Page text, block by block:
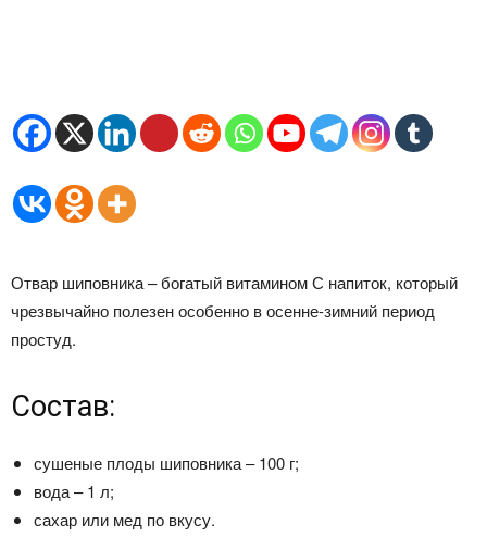
Отвар шиповника – богатый витамином С напиток, который
чрезвычайно полезен особенно в осенне-зимний период
простуд.
Состав:
сушеные плоды шиповника – 100 г;
вода – 1 л;
сахар или мед по вкусу.